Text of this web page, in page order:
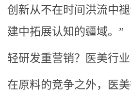
创新从不在时间洪流中
建中拓展认知的疆域。”
轻研发重营销？医美行
在原料的竞争之外，医